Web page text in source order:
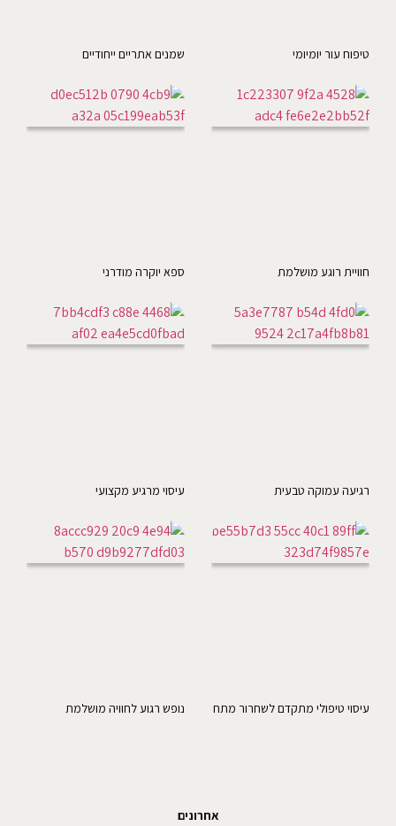
טיפוח עור יומיומי שמנים אתריים ייחודיים
חוויית רוגע מושלמת ספא יוקרה מודרני
רגיעה עמוקה טבעית עיסוי מרגיע מקצועי
עיסוי טיפולי מתקדם לשחרור מתח נופש רגוע לחוויה מושלמת
אחרונים